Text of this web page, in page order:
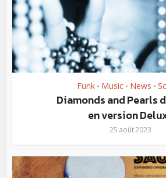
Funk • Music • News •
Diamonds and Pearls
en version
25 août 2023